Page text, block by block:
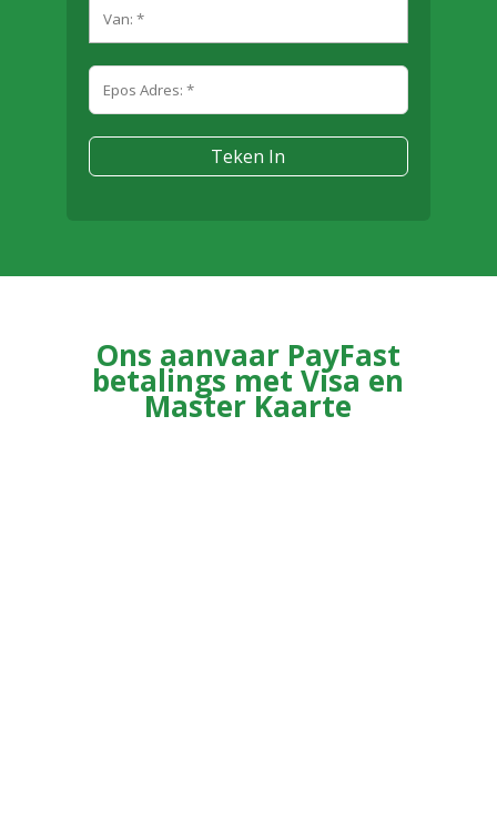
Ons aanvaar PayFast
betalings met Visa en
Master Kaarte